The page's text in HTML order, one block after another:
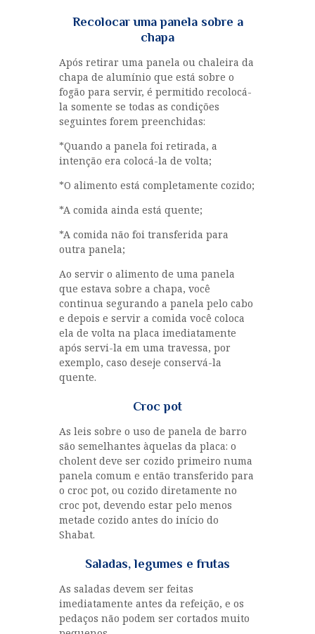
Recolocar uma panela sobre a
chapa
Após retirar uma panela ou chaleira da
chapa de alumínio que está sobre o
fogão para servir, é permitido recolocá-
la somente se todas as condições
seguintes forem preenchidas:
*Quando a panela foi retirada, a
intenção era colocá-la de volta;
*O alimento está completamente cozido;
*A comida ainda está quente;
*A comida não foi transferida para
outra panela;
Ao servir o alimento de uma panela
que estava sobre a chapa, você
continua segurando a panela pelo cabo
e depois e servir a comida você coloca
ela de volta na placa imediatamente
após servi-la em uma travessa, por
exemplo, caso deseje conservá-la
quente.
Croc pot
As leis sobre o uso de panela de barro
são semelhantes àquelas da placa: o
cholent deve ser cozido primeiro numa
panela comum e então transferido para
o croc pot, ou cozido diretamente no
croc pot, devendo estar pelo menos
metade cozido antes do início do
Shabat.
Saladas, legumes e frutas
As saladas devem ser feitas
imediatamente antes da refeição, e os
pedaços não podem ser cortados muito